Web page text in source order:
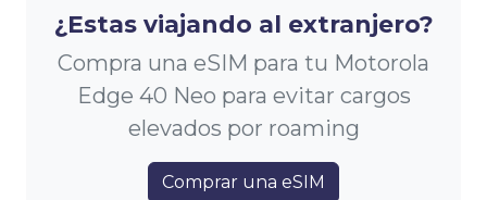
¿Estas viajando al extranjero?
Compra una eSIM para tu Motorola
Edge 40 Neo para evitar cargos
elevados por roaming
Comprar una eSIM